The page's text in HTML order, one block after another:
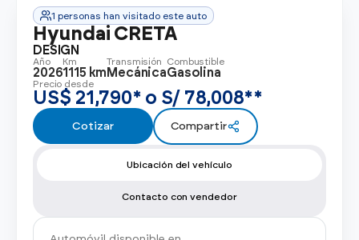
Promociones
Flotas
Vende tu auto
Financiamiento
Noticias
Centro de ayuda
1 personas han visitado este auto
Hyundai CRETA
DESIGN
Año
2026
Km
1115 km
Transmisión
Mecánica
Combustible
Gasolina
Precio desde
US$ 21,790* o S/ 78,008**
Cotizar Compartir
Ubicación del vehículo
Contacto con vendedor